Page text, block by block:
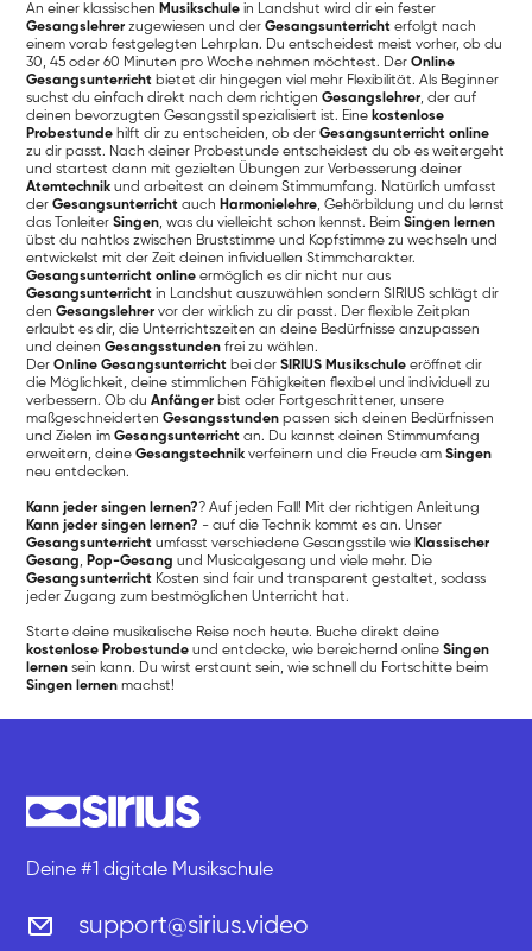
An einer klassischen Musikschule in Landshut wird dir ein fester
Gesangslehrer zugewiesen und derGesangsunterricht erfolgt nach
einem vorab festgelegten Lehrplan. Du entscheidest meist vorher, ob du
30, 45 oder 60 Minuten pro Woche nehmen möchtest. DerOnline
Gesangsunterricht bietet dir hingegen viel mehr Flexibilität. Als Beginner
suchst du einfach direkt nach dem richtigenGesangslehrer, der auf
deinen bevorzugten Gesangsstil spezialisiert ist. Eine kostenlose
Probestunde hilft dir zu entscheiden, ob derGesangsunterricht online
zu dir passt. Nach deiner Probestunde entscheidest du ob es weitergeht
und startest dann mit gezielten Übungen zur Verbesserung deiner
Atemtechnik und arbeitest an deinem Stimmumfang. Natürlich umfasst
derGesangsunterricht auch Harmonielehre, Gehörbildung und du lernst
das TonleiterSingen, was du vielleicht schon kennst. BeimSingen lernen
übst du nahtlos zwischen Bruststimme und Kopfstimme zu wechseln und
entwickelst mit der Zeit deinen infividuellen Stimmcharakter.
Gesangsunterricht online ermöglich es dir nicht nur aus
Gesangsunterricht in Landshut auszuwählen sondern SIRIUS schlägt dir
denGesangslehrer vor der wirklich zu dir passt. Der flexible Zeitplan
erlaubt es dir, die Unterrichtszeiten an deine Bedürfnisse anzupassen
und deinenGesangsstunden frei zu wählen.
DerOnline Gesangsunterricht bei derSIRIUS Musikschule eröffnet dir
die Möglichkeit, deine stimmlichen Fähigkeiten flexibel und individuell zu
verbessern. Ob duAnfänger bist oder Fortgeschrittener, unsere
maßgeschneidertenGesangsstunden passen sich deinen Bedürfnissen
und Zielen imGesangsunterricht an. Du kannst deinen Stimmumfang
erweitern, deineGesangstechnik verfeinern und die Freude amSingen
neu entdecken.
Kann jeder singen lernen?? Auf jeden Fall! Mit der richtigen Anleitung
Kann jeder singen lernen? - auf die Technik kommt es an. Unser
Gesangsunterricht umfasst verschiedene Gesangsstile wie Klassischer
Gesang, Pop-Gesang und Musicalgesang und viele mehr. Die
Gesangsunterricht Kosten sind fair und transparent gestaltet, sodass
jeder Zugang zum bestmöglichen Unterricht hat.
Starte deine musikalische Reise noch heute. Buche direkt deine
kostenlose Probestunde und entdecke, wie bereichernd onlineSingen
lernen sein kann. Du wirst erstaunt sein, wie schnell du Fortschitte beim
Singen lernen machst!
Deine #1 digitale Musikschule
support@sirius.video